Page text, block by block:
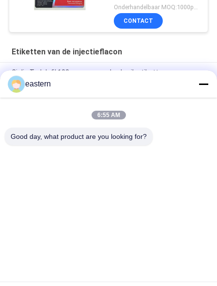
Genetiklaboratorium het
Mondelinge
CONTACT
Etiketten van de injectieflacon
Cialis Tadalafil 100mg voor oraal gebruik etiketten
SS-31 Sterke kleefmiddelen Etiketten Peptide flacon
Etiketten
De Biomexlaboratoria archiveert Anabole Aangepaste
eastern
6:55 AM
Good day, what product are you looking for?